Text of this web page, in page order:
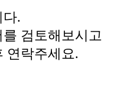
다.
검토해보시고
연락주세요.